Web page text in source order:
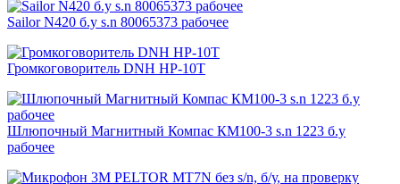
Sailor N420 б.у s.n 80065373 рабочее
Громкоговоритель DNH HP-10T
Шлюпочный Магнитный Компас КМ100-3 s.n 1223 б.у
рабочее